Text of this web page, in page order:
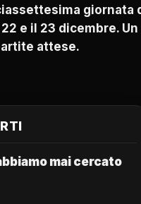
giornata
e il 23 dicembre. Un
attese.
mai cercato